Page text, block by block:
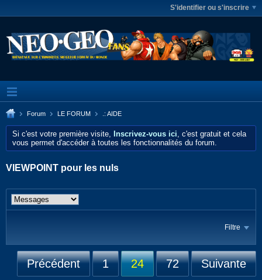
S'identifier ou s'inscrire
Forum LE FORUM .: AIDE
Si c'est votre première visite, Inscrivez-vous ici, c'est gratuit et cela
vous permet d'accéder à toutes les fonctionnalités du forum.
VIEWPOINT pour les nuls
Filtre
Précédent 1 24 72 Suivante